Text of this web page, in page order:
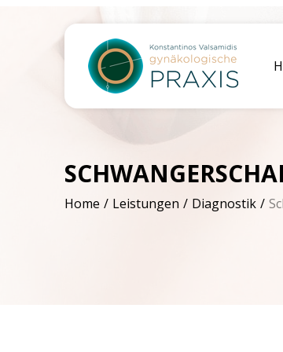
Home Leistungen Diagnostik